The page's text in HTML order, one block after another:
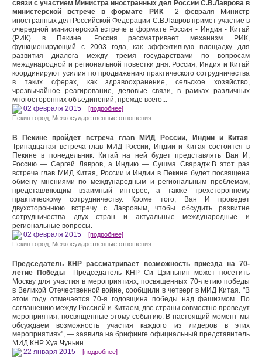
связи с участием Министра иностранных дел России С.В.Лаврова в
министерской встрече в формате РИК2 февраля Министр
иностранных дел Российской Федерации С.В.Лавров примет участие в
очередной министерской встрече в формате Россия - Индия - Китай
(РИК) в Пекине. Россия рассматривает механизм РИК,
функционирующий с 2003 года, как эффективную площадку для
развития диалога между тремя государствами по вопросам
международной и региональной повестки дня. Россия, Индия и Китай
координируют усилия по продвижению практического сотрудничества
в таких сферах, как здравоохранение, сельское хозяйство,
чрезвычайное реагирование, деловые связи, в рамках различных
многосторонних объединений, прежде всего...
02 февраля 2015 [подробнее]
Пекин город Межгосударственные отношения
В Пекине пройдет встреча глав МИД России, Индии и Китая
Тринадцатая встреча глав МИД России, Индии и Китая состоится в
Пекине в понедельник. Китай на ней будет представлять Ван И,
Россию — Сергей Лавров, а Индию — Сушма Сварадж.В этот раз
встреча глав МИД Китая, России и Индии в Пекине будет посвящена
обмену мнениями по международным и региональным проблемам,
представляющим взаимный интерес, а также трехстороннему
практическому сотрудничеству. Кроме того, Ван И проведет
двухстороннюю встречу с Лавровым, чтобы обсудить развитие
сотрудничества двух стран и актуальные международные и
региональные вопросы.
02 февраля 2015 [подробнее]
Пекин город Межгосударственные отношения
Председатель КНР рассматривает возможность приезда на 70-
летие Победы Председатель КНР Си Цзиньпин может посетить
Москву для участия в мероприятиях, посвященных 70-летию победы
в Великой Отечественной войне, сообщили в четверг в МИД Китая. "В
этом году отмечается 70-я годовщина победы над фашизмом. По
соглашению между Россией и Китаем, две страны совместно проведут
мероприятия, посвященные этому событию. В настоящий момент мы
обсуждаем возможность участия каждого из лидеров в этих
мероприятиях", — заявила на брифинге официальный представитель
МИД КНР Хуа Чуньин.
22 января 2015 [подробнее]